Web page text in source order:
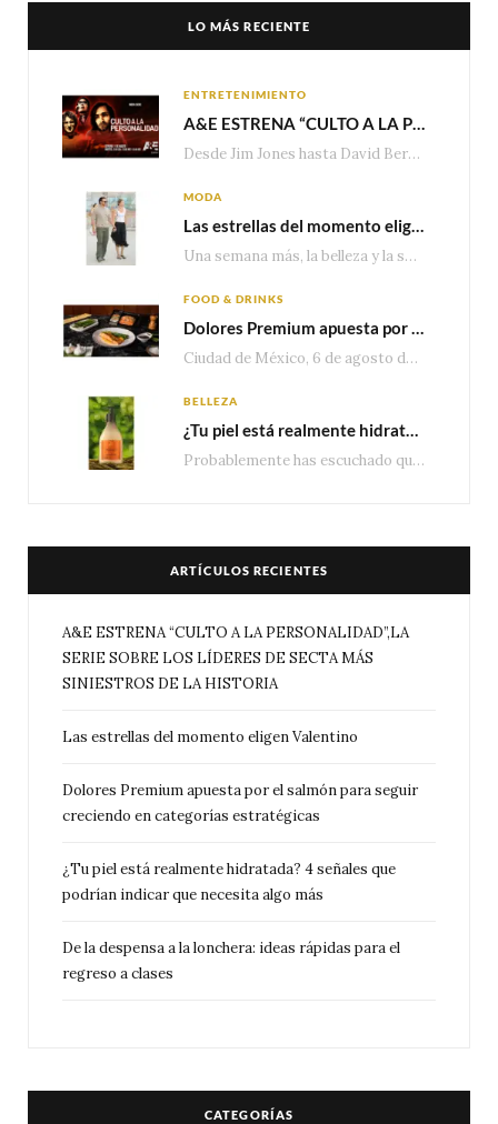
LO MÁS RECIENTE
ENTRETENIMIENTO
A&E ESTRENA “CULTO A LA PERSONALIDAD”,LA SERIE SOBRE LOS LÍDERES DE SECTA MÁS SINIESTROS DE LA HISTORIA
Desde Jim Jones hasta David Berg, la producción recorre en seis episodios cómo el carisma,…
MODA
Las estrellas del momento eligen Valentino
Una semana más, la belleza y la sofisticación de Valentino vuelven a tomar el escenario internacional. Desde…
FOOD & DRINKS
Dolores Premium apuesta por el salmón para seguir creciendo en categorías estratégicas
Ciudad de México, 6 de agosto de 2026.— Con una producción de 2.17 millones de…
BELLEZA
¿Tu piel está realmente hidratada? 4 señales que podrían indicar que necesita algo más
Probablemente has escuchado que el cuidado e hidratación corporal se suele asociar únicamente con una…
ARTÍCULOS RECIENTES
A&E ESTRENA “CULTO A LA PERSONALIDAD”,LA
SERIE SOBRE LOS LÍDERES DE SECTA MÁS
SINIESTROS DE LA HISTORIA
Las estrellas del momento eligen Valentino
Dolores Premium apuesta por el salmón para seguir
creciendo en categorías estratégicas
¿Tu piel está realmente hidratada? 4 señales que
podrían indicar que necesita algo más
De la despensa a la lonchera: ideas rápidas para el
regreso a clases
CATEGORÍAS